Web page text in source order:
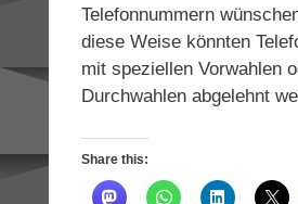
Telefonnummern
diese Weise könnten
mit speziellen Vorwahlen
Durchwahlen abgelehnt
Share this: